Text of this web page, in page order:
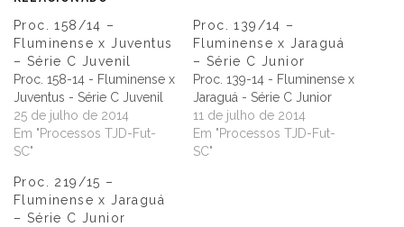
Proc. 158/14 –
Fluminense x Juventus
– Série C Juvenil
Proc. 158-14 - Fluminense x
Juventus - Série C Juvenil
25 de julho de 2014
Em "Processos TJD-Fut-
SC"
Proc. 139/14 –
Fluminense x Jaraguá
– Série C Junior
Proc. 139-14 - Fluminense x
Jaraguá - Série C Junior
11 de julho de 2014
Em "Processos TJD-Fut-
SC"
Proc. 219/15 –
Fluminense x Jaraguá
– Série C Junior